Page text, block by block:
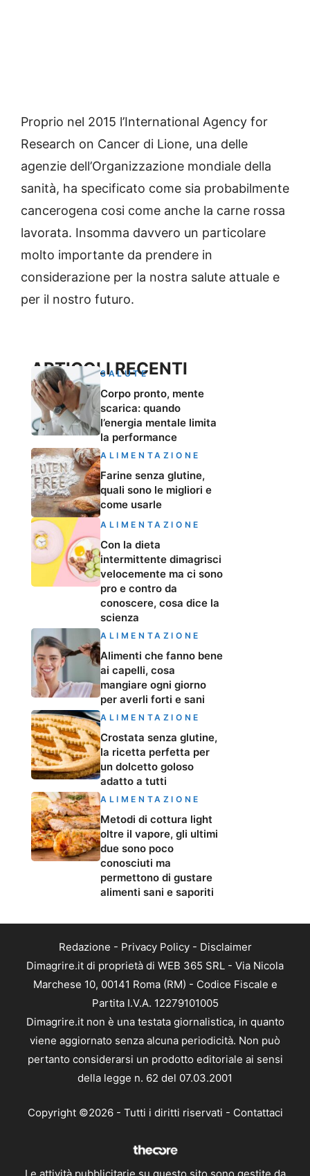
Proprio nel 2015 l’International Agency for
Research on Cancer di Lione, una delle
agenzie dell’Organizzazione mondiale della
sanità, ha specificato come sia probabilmente
cancerogena cosi come anche la carne rossa
lavorata. Insomma davvero un particolare
molto importante da prendere in
considerazione per la nostra salute attuale e
per il nostro futuro.
ARTICOLI RECENTI
SALUTE
Corpo pronto, mente
scarica: quando
l’energia mentale limita
la performance
ALIMENTAZIONE
Farine senza glutine,
quali sono le migliori e
come usarle
ALIMENTAZIONE
Con la dieta
intermittente dimagrisci
velocemente ma ci sono
pro e contro da
conoscere, cosa dice la
scienza
ALIMENTAZIONE
Alimenti che fanno bene
ai capelli, cosa
mangiare ogni giorno
per averli forti e sani
ALIMENTAZIONE
Crostata senza glutine,
la ricetta perfetta per
un dolcetto goloso
adatto a tutti
ALIMENTAZIONE
Metodi di cottura light
oltre il vapore, gli ultimi
due sono poco
conosciuti ma
permettono di gustare
alimenti sani e saporiti
Redazione - Privacy Policy- Disclaimer
Dimagrire.it di proprietà di WEB 365 SRL - Via Nicola
Marchese 10, 00141 Roma (RM) - Codice Fiscale e
Partita I.V.A. 12279101005
Dimagrire.it non è una testata giornalistica, in quanto
viene aggiornato senza alcuna periodicità. Non può
pertanto considerarsi un prodotto editoriale ai sensi
della legge n. 62 del 07.03.2001
Copyright ©2026 - Tutti i diritti riservati - Contattaci